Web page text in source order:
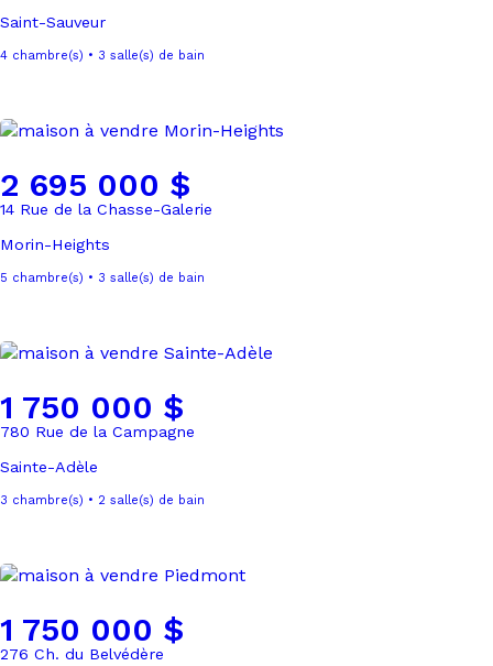
Saint-Sauveur
4 chambre(s) • 3 salle(s) de bain
2 695 000 $
14 Rue de la Chasse-Galerie
Morin-Heights
5 chambre(s) • 3 salle(s) de bain
1 750 000 $
780 Rue de la Campagne
Sainte-Adèle
3 chambre(s) • 2 salle(s) de bain
1 750 000 $
276 Ch. du Belvédère